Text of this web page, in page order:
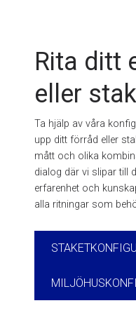
Rita ditt
eller
Ta hjälp av våra
upp ditt förråd eller
mått och olika
dialog där vi slipar till
erfarenhet och
alla ritningar som